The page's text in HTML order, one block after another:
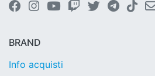
BRAND
Info acquisti